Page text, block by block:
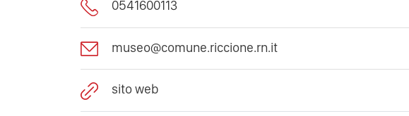
0541600113
museo@comune.riccione.rn.it
sito web